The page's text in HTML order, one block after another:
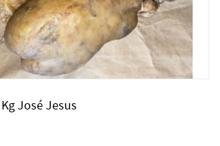
José Jesus